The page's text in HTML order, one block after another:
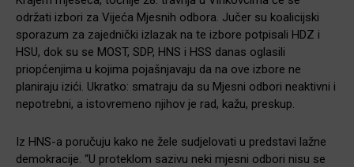
održati izbori za Vijeća Mjesnih odbora. Jučer su koalicijski
sporazum za zajednički izlazak na te izbore potpisali HDZ i
HSU, dok su se MOST, SDP, HNS i HSS danas oglasili
priopćenjima u kojima pojašnjavaju da na ove izbore ne
planiraju izići. Ukratko: smatraju da su Mjesni odbori neaktivni i
nepotrebni, a istovremeno njihov je rad, kažu, preskup.
Iz HNS-a poručuju kako ne žele sudjelovati u predstavi lažne
demokracije. “U proteklom sazivu neki mjesni odbori nisu se